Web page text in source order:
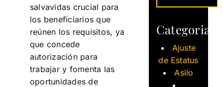
salvavidas crucial para
los beneficiarios que
reúnen los requisitos, ya
que concede
autorización para
trabajar y fomenta las
oportunidades de
Categorias
Ajuste
de Estatus
Asilo